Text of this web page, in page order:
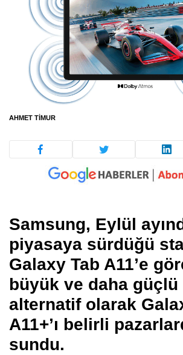
AHMET TIMUR
Samsung, Eylül
piyasaya sürdüğü
Galaxy Tab A11’e
büyük ve daha güçlü
alternatif olarak
A11+’ı belirli
sundu.